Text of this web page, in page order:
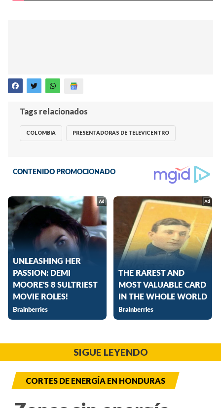
Tags relacionados
COLOMBIA PRESENTADORAS DE TELEVICENTRO
SIGUE LEYENDO
CORTES DE ENERGÍA EN HONDURAS